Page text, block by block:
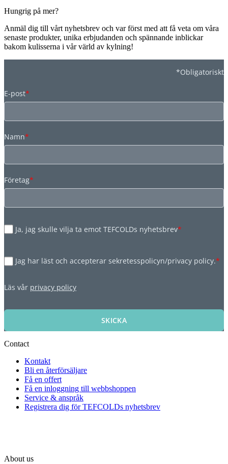
Hungrig på mer?
Anmäl dig till vårt nyhetsbrev och var först med att få veta om våra
senaste produkter, unika erbjudanden och spännande inblickar
bakom kulisserna i vår värld av kylning!
*Obligatoriskt
E-post*
Namn*
Företag*
Ja, jag skulle vilja ta emot TEFCOLDs nyhetsbrev*
Jag har läst och accepterar sekretesspolicyn/privacy policy.*
Läs vår privacy policy
SKICKA
Contact
Kontakt
Bli en återförsäljare
Få en offert
Få en inloggning till webbshoppen
Service & anspråk
Registrera dig för TEFCOLDs nyhetsbrev
About us